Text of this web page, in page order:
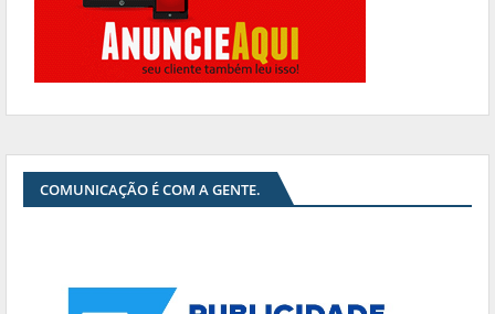
COMUNICAÇÃO É COM A GENTE.